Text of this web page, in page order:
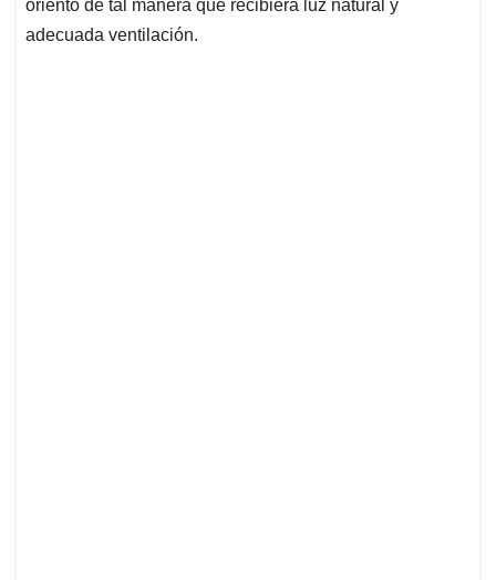
orientó de tal manera que recibiera luz natural y
adecuada ventilación.